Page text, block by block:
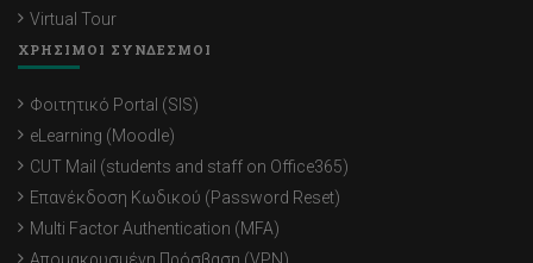
Virtual Tour
ΧΡΗΣΙΜΟΙ ΣΥΝΔΕΣΜΟΙ
Φοιτητικό Portal (SIS)
eLearning (Moodle)
CUT Mail (students and staff on Office365)
Επανέκδοση Κωδικού (Password Reset)
Multi Factor Authentication (MFA)